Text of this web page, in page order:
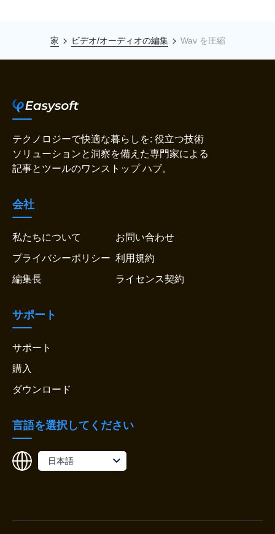
家 ビデオ/オーディオの編集 Wav を圧縮
テクノロジーで快適な暮らしを: 役立つ技術
ソリューションと洞察を備えた専門家による
記事とツールのワンストップ ハブ。
会社
私たちについて
お問い合わせ
プライバシーポリシー 利用規約
編集長
ライセンス契約
サポート
サポート
購入
ダウンロード
言語を選択してください
日本語